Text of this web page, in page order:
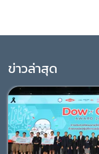
ข่าวล่าสุด